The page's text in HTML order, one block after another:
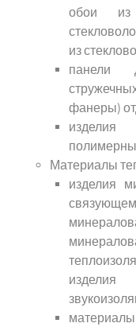
обои из
из
панели
фанеры)
Материалы
изделия